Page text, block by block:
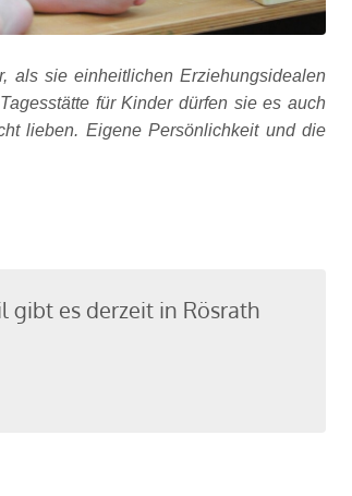
als sie einheitlichen Erziehungsidealen
für Kinder dürfen sie es auch
lieben. Eigene Persönlichkeit und die
gibt es derzeit in Rösrath